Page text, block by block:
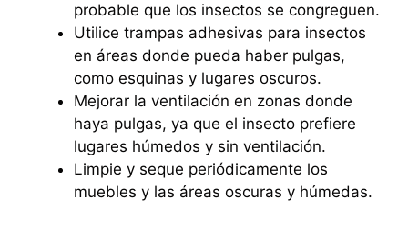
probable que los insectos se congreguen.
Utilice trampas adhesivas para insectos
en áreas donde pueda haber pulgas,
como esquinas y lugares oscuros.
Mejorar la ventilación en zonas donde
haya pulgas, ya que el insecto prefiere
lugares húmedos y sin ventilación.
Limpie y seque periódicamente los
muebles y las áreas oscuras y húmedas.